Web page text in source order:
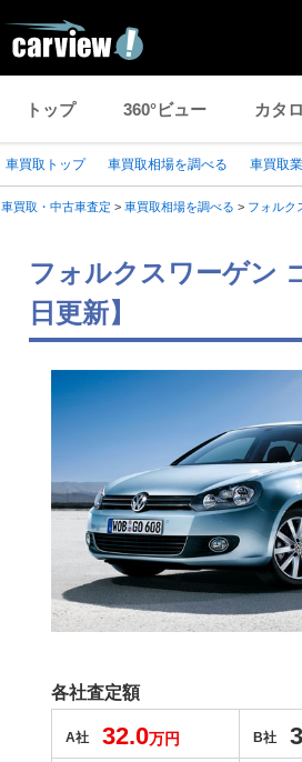
トップ 360°ビュー カタ
車買取トップ 車買取相場を調べる 車買取
車買取・中古車査定 > 車買取相場を調べる > フォルク
フォルクスワーゲン
日更新】
各社査定額
A社 32.0万円 B社